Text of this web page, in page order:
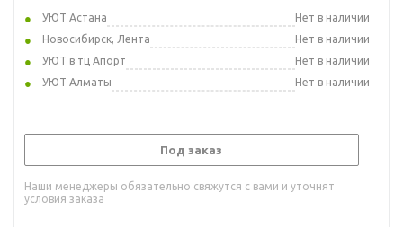
УЮТ Астана
Нет в наличии
Новосибирск, Лента
Нет в наличии
УЮТ в тц Апорт
Нет в наличии
УЮТ Алматы
Нет в наличии
Под заказ
Наши менеджеры обязательно свяжутся с вами и уточнят
условия заказа